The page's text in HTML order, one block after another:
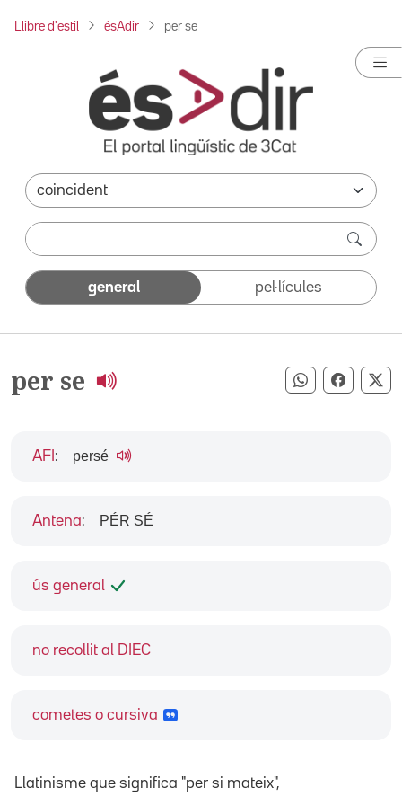
Llibre d'estil ésAdir per se
general pel·lícules
per se Compartir
ús general
no recollit al DIEC
cometes o cursiva
AFI : persé
Antena: PÉR SÉ
Llatinisme que significa "per si mateix",